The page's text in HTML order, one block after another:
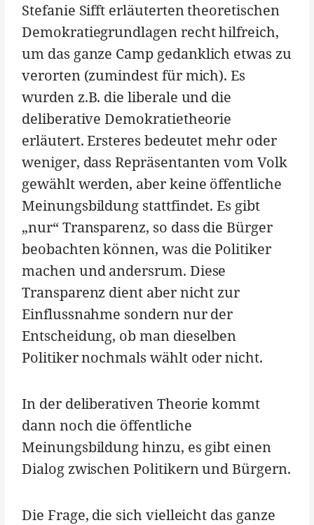
Stefanie Sifft erläuterten theoretischen
Demokratiegrundlagen recht hilfreich,
um das ganze Camp gedanklich etwas zu
verorten (zumindest für mich). Es
wurden z.B. die liberale und die
deliberative Demokratietheorie
erläutert. Ersteres bedeutet mehr oder
weniger, dass Repräsentanten vom Volk
gewählt werden, aber keine öffentliche
Meinungsbildung stattfindet. Es gibt
„nur“ Transparenz, so dass die Bürger
beobachten können, was die Politiker
machen und andersrum. Diese
Transparenz dient aber nicht zur
Einflussnahme sondern nur der
Entscheidung, ob man dieselben
Politiker nochmals wählt oder nicht.
In der deliberativen Theorie kommt
dann noch die öffentliche
Meinungsbildung hinzu, es gibt einen
Dialog zwischen Politikern und Bürgern.
Die Frage, die sich vielleicht das ganze